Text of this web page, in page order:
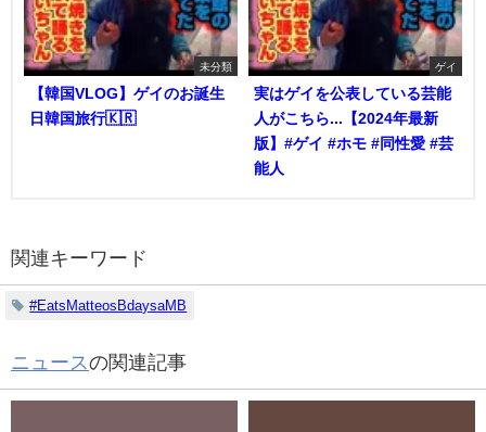
未分類
【韓国VLOG】ゲイのお誕生
日韓国旅行🇰🇷
ゲイ
実はゲイを公表している芸能
人がこちら...【2024年最新
版】#ゲイ #ホモ #同性愛 #芸
能人
関連キーワード
#EatsMatteosBdaysaMB
ニュースの関連記事